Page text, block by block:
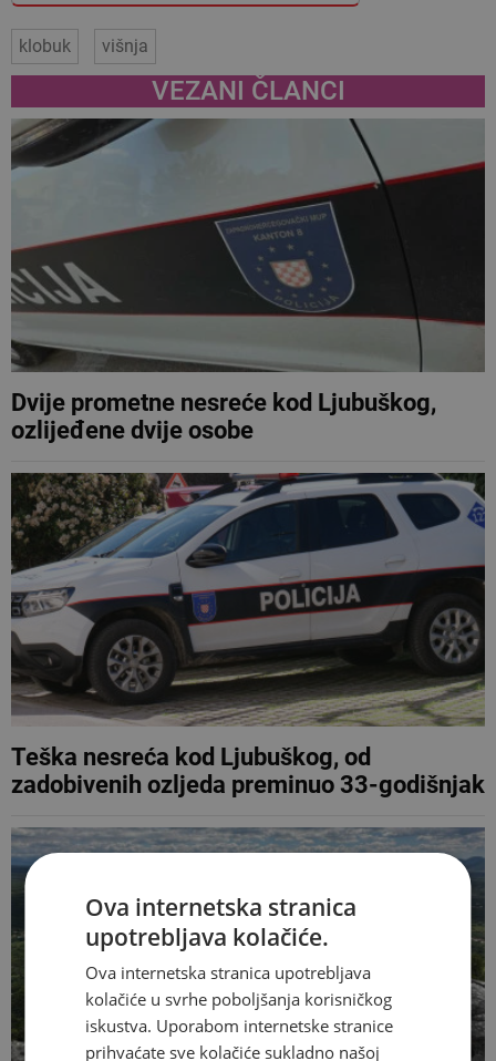
klobuk višnja
VEZANI ČLANCI
Dvije prometne nesreće kod Ljubuškog,
ozlijeđene dvije osobe
Teška nesreća kod Ljubuškog, od
zadobivenih ozljeda preminuo 33-godišnjak
Ova internetska stranica
upotrebljava kolačiće.
Ova internetska stranica upotrebljava
kolačiće u svrhe poboljšanja korisničkog
iskustva. Uporabom internetske stranice
prihvaćate sve kolačiće sukladno našoj